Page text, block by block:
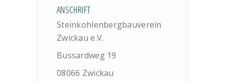
ANSCHRIFT
Steinkohlenbergbauverein
Zwickau e.V.
Bussardweg 19
08066 Zwickau